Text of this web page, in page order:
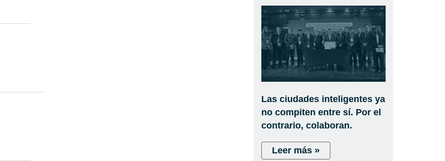
Las ciudades inteligentes ya
no compiten entre sí. Por el
contrario, colaboran.
Leer más »